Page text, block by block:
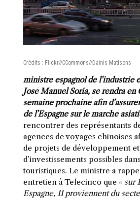
Crédits : Flickr//CCommons//Dainis Matisons
ministre espagnol de l’industrie
José Manuel Soria, se rendra en
semaine prochaine afin
de l’Espagne sur le marché
rencontrer des représentants
agences de voyages chinoises
de projets de développement et
d’investissements possibles
touristiques. Le ministre a
entretien à Telecinco que « sur
Espagne, 11 proviennent du